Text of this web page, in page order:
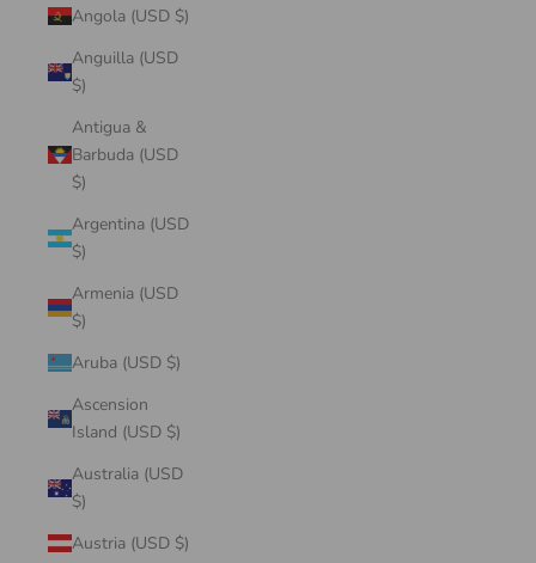
Angola (USD $)
Anguilla (USD
$)
Antigua &
Barbuda (USD
$)
Argentina (USD
$)
Armenia (USD
$)
Aruba (USD $)
Ascension
Island (USD $)
Australia (USD
$)
Austria (USD $)